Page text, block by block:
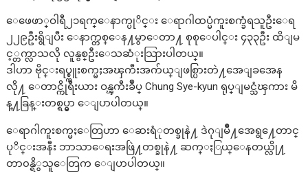
ေဖေဖာ္ဝါရီ၂၁ရက္ေနာက္ပုိင္း ေရာဂါထပ္မံကူးစက္ခံရသူဦးေရ
၂၂၉ဦးရွိျပီး ေနာက္တစ္ေန႔မွာေတာ႔ စုစုေပါင္း ၄၃၃ဦး ထိျမ
င့္တက္လာသလို လူနွစ္ဦးေသဆံုးသြားပါတယ္။
ဒါဟာ ဗိုင္းရပ္စ္ကူးစက္မႈအၾကီးအက်ယ္ျဖစ္ပြားတဲ႔အေျခအေန
လို႔ ေတာင္ကိုရီးယား ဝန္ၾကီးခ်ဳပ္ Chung Sye-kyun ရုပ္ျမင္သံၾကား မိ
န္႔ခြန္းတစ္ရပ္မွာ ေျပာပါတယ္။
ေရာဂါကူးစက္မႈေတြဟာ ေဆးရံုတစ္ခုနဲ႔ ဒဲဂုျမိဳ႔အေရွ႔ေတာင္
ပုိင္းအနီး ဘာသာေရးအဖြဲ႔တစ္ခုနဲ႔ ဆက္ႏြယ္ေနတယ္လို႔
တာ၀န္ရိွသူေတြက ေျပာပါတယ္။